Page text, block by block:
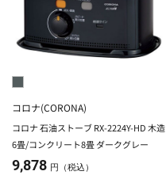
コロナ(CORONA)
コロナ 石油ストーブ RX-2224Y-HD 木造
6畳/コンクリート8畳 ダークグレー
9,878 円（税込）